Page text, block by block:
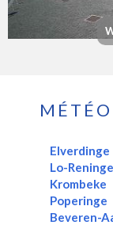
Elverdinge
Lo-Reninge
Krombeke
Poperinge
Beveren-